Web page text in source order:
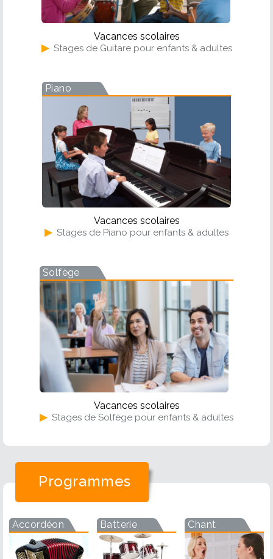
Vacances scolaires
▶ Stages de Guitare pour enfants & adultes
Piano
Vacances scolaires
▶ Stages de Piano pour enfants & adultes
Solfège
Vacances scolaires
▶ Stages de Solfège pour enfants & adultes
Programmes
Accordéon Batterie Chant